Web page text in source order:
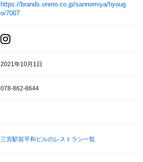
https://brands.oreno.co.jp/sannomiya/hyoug
o/7007
2021年10月1日
078-862-8644
三宮駅前平和ビルのレストラン一覧